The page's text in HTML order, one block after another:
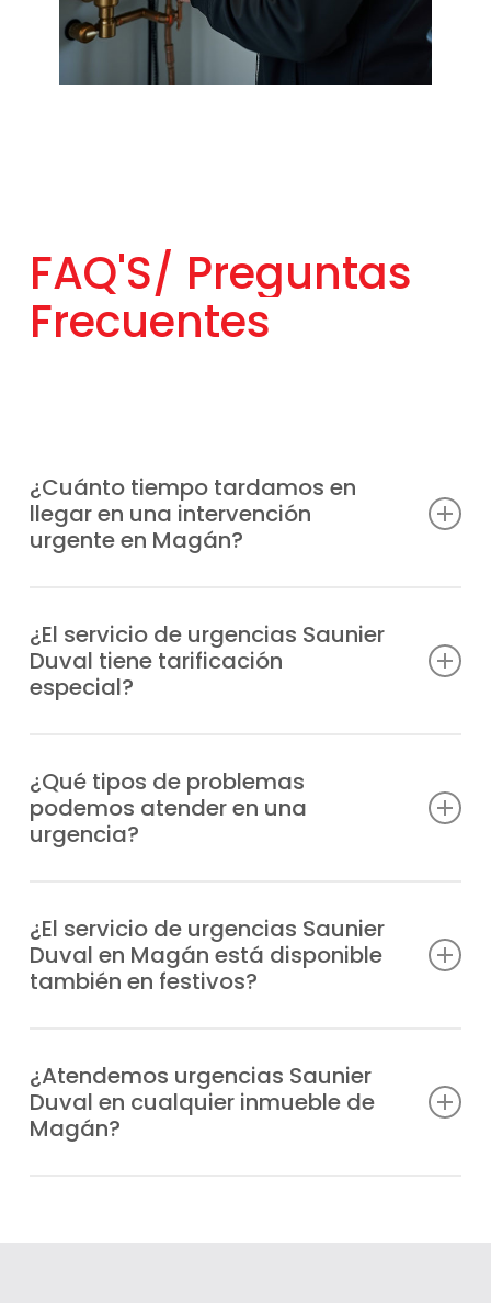
FAQ'S/ Preguntas
Frecuentes
¿Cuánto tiempo tardamos en
llegar en una intervención
urgente en Magán?
estratégicamente para llegar a tu
ubicación en Magán en el menor tiempo
posible, habitualmente en 1-2 horas tras tu
¿El servicio de urgencias Saunier
Duval tiene tarificación
especial?
prioritaria fuera de horario habitual, el
servicio de urgencias tiene un recargo, que
te informaremos antes de la intervención.
¿Qué tipos de problemas
podemos atender en una
urgencia?
encendido y fugas, hasta fallos en la
presión, bloqueos o errores de
funcionamiento en cualquier equipo
¿El servicio de urgencias Saunier
Duval en Magán está disponible
también en festivos?
del año, también en fines de semana y
festivos, para que nunca te veas sin
calefacción o agua caliente.
¿Atendemos urgencias Saunier
Duval en cualquier inmueble de
Magán?